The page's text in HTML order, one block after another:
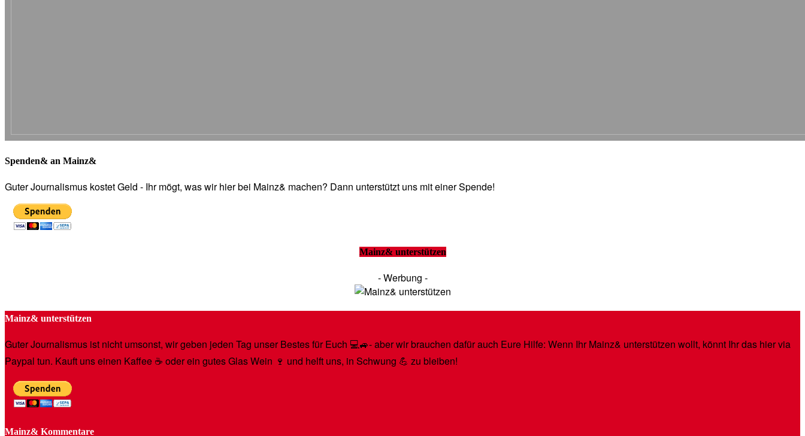
Spenden& an Mainz&
Guter Journalismus kostet Geld - Ihr mögt, was wir hier bei Mainz& machen? Dann unterstützt uns mit einer Spende!
Mainz& unterstützen
- Werbung -
Mainz& unterstützen
Guter Journalismus ist nicht umsonst, wir geben jeden Tag unser Bestes für Euch 💻🚙- aber wir brauchen dafür auch Eure Hilfe: Wenn Ihr Mainz& unterstützen wollt, könnt Ihr das hier via
Paypal tun. Kauft uns einen Kaffee ☕️ oder ein gutes Glas Wein 🍷 und helft uns, in Schwung 💪 zu bleiben!
Mainz& Kommentare